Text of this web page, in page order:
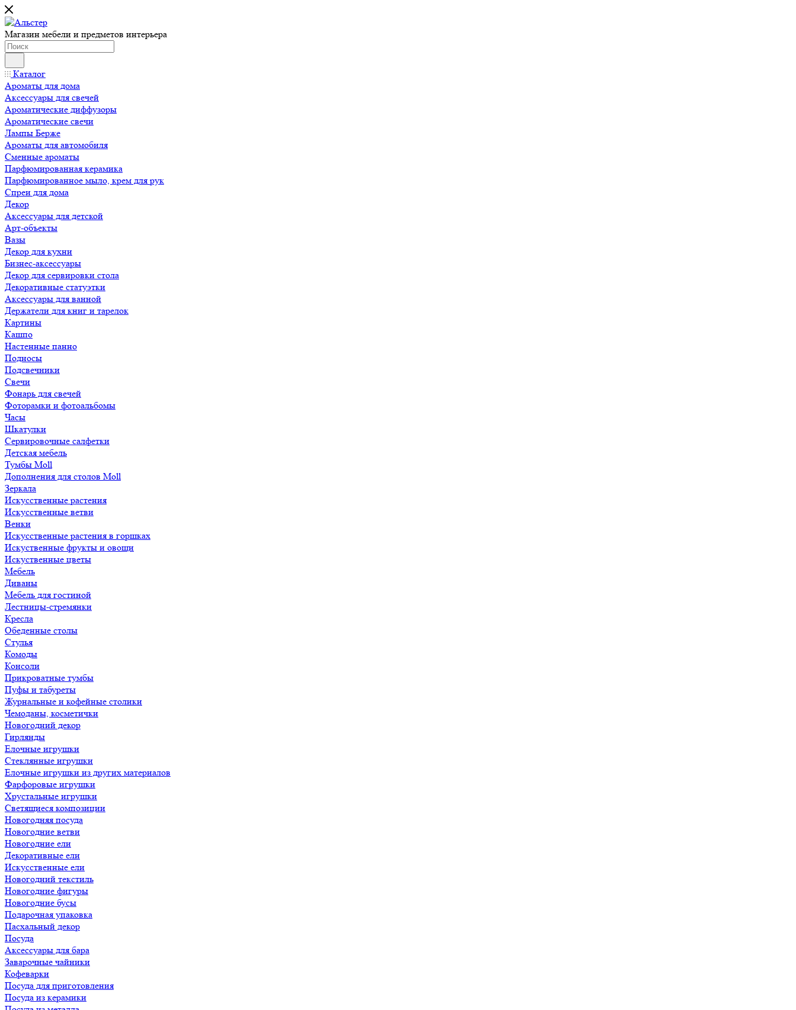
Магазин мебели и предметов интерьера
Каталог
Ароматы для дома
Аксессуары для свечей
Ароматические диффузоры
Ароматические свечи
Лампы Берже
Ароматы для автомобиля
Сменные ароматы
Парфюмированная керамика
Парфюмированное мыло, крем для рук
Спреи для дома
Декор
Аксессуары для детской
Арт-объекты
Вазы
Декор для кухни
Бизнес-аксессуары
Декор для сервировки стола
Декоративные статуэтки
Аксессуары для ванной
Держатели для книг и тарелок
Картины
Кашпо
Настенные панно
Подносы
Подсвечники
Свечи
Фонарь для свечей
Фоторамки и фотоальбомы
Часы
Шкатулки
Сервировочные салфетки
Детская мебель
Тумбы Moll
Дополнения для столов Moll
Зеркала
Искусственные растения
Искусственные ветви
Венки
Искусственные растения в горшках
Искуственные фрукты и овощи
Искуственные цветы
Мебель
Диваны
Мебель для гостиной
Лестницы-стремянки
Кресла
Обеденные столы
Стулья
Комоды
Консоли
Прикроватные тумбы
Пуфы и табуреты
Журнальные и кофейные столики
Чемоданы, косметички
Новогодний декор
Гирлянды
Елочные игрушки
Стеклянные игрушки
Елочные игрушки из других материалов
Фарфоровые игрушки
Хрустальные игрушки
Светящиеся композиции
Новогодняя посуда
Новогодние ветви
Новогодние ели
Декоративные ели
Искусственные ели
Новогодний текстиль
Новогодние фигуры
Новогодние бусы
Подарочная упаковка
Пасхальный декор
Посуда
Аксессуары для бара
Заварочные чайники
Кофеварки
Посуда для приготовления
Посуда из керамики